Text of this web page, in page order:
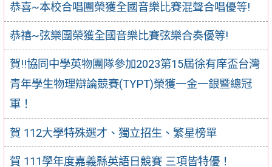
恭喜~本校合唱團榮獲全國音樂比賽混聲合唱優等!
恭禧~弦樂團榮獲全國音樂比賽弦樂合奏優等!
賀‼️協同中學英物團隊參加2023第15屆徐有庠盃台灣
青年學生物理辯論競賽(TYPT)榮獲一金一銀暨總冠
軍！
賀 112大學特殊選才、獨立招生、繁星榜單
賀 111學年度嘉義縣英語日競賽 三項皆特優！